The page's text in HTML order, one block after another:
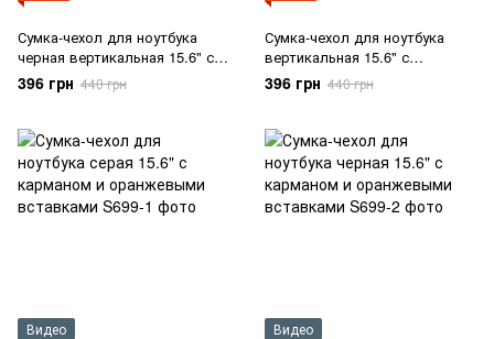
Сумка-чехол для ноутбука
черная вертикальная 15.6" с
сумочкой для аксессуаров
396 грн 440 грн
Сумка-чехол для ноутбука
вертикальная 15.6" с
сумочкой для аксессуаров
396 грн 440 грн
Видео Видео